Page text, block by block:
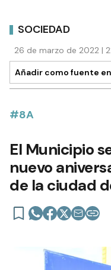
SOCIEDAD
26 de marzo de 2022 |
Añadir como fuente en
#8A
El Municipio
nuevo
de la ciudad